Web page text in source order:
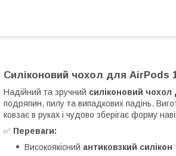
Силіконовий чохол для AirPods
Надійний та зручний силіконовий
подряпин, пилу та випадкових падінь.
ковзає в руках і чудово зберігає форму
✅ Переваги:
Високоякісний антиковзкий силікон